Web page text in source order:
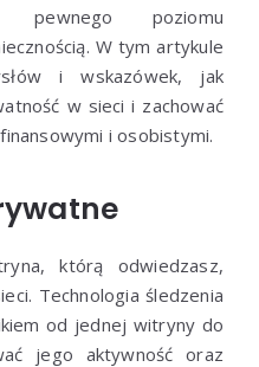
pewnego poziomu
W tym artykule
i wskazówek, jak
w sieci i zachować
i osobistymi.
którą odwiedzasz,
Technologia śledzenia
od jednej witryny do
jego aktywność oraz